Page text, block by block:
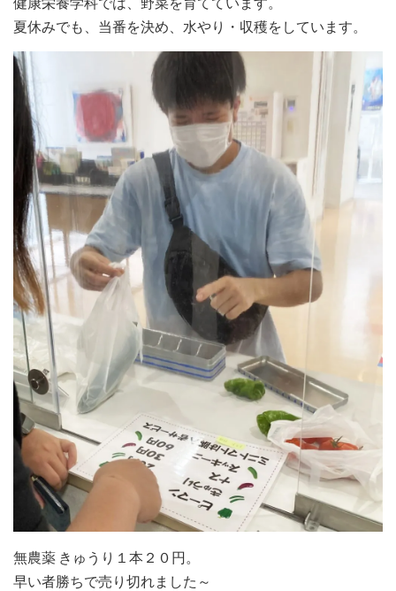
夏休みでも、当番を決め、水やり・収穫をしています。
無農薬 きゅうり１本２０円。
早い者勝ちで売り切れました～